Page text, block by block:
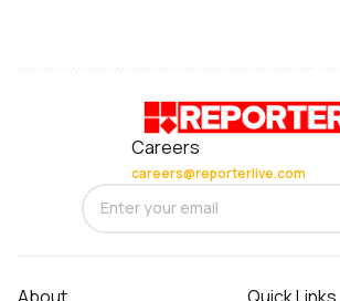
Careers
careers@reporterlive.com